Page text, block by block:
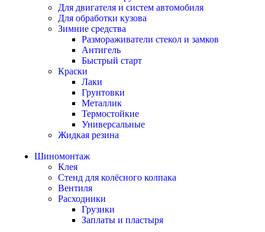
Для двигателя и систем автомобиля
Для обработки кузова
Зимние средства
Размораживатели стекол и замков
Антигель
Быстрый старт
Краски
Лаки
Грунтовки
Металлик
Термостойкие
Универсальные
Жидкая резина
Шиномонтаж
Клея
Стенд для колёсного колпака
Вентиля
Расходники
Грузики
Заплаты и пластыря